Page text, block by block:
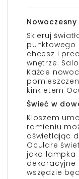
Skieruj
punktowego
chcesz i
wnętrze.
Każde
kinkietem
Świeć w
Kloszem
ramieniu
oświetlając
Oculare
jako lampka
dekoracyjne
wszędzie